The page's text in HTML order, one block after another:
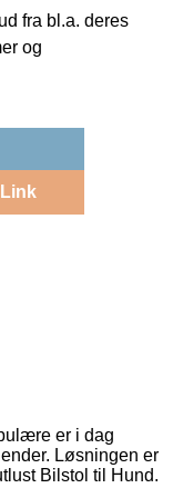
fra bl.a. deres
og
Link
er i dag
Løsningen er
Bilstol til Hund.